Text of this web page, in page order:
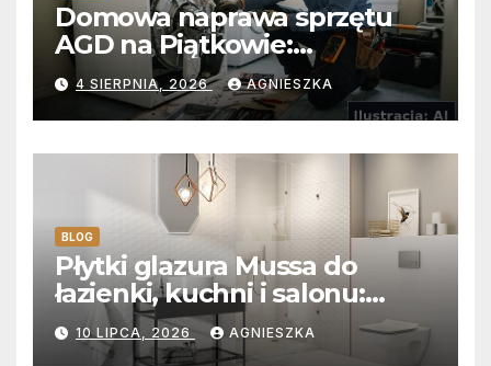
Domowa naprawa sprzętu
AGD na Piątkowie:
Niezawodne usuwanie
usterek pralek w Poznaniu
4 SIERPNIA, 2026 AGNIESZKA
BLOG
Płytki glazura Mussa do
łazienki, kuchni i salonu:
Aksamitna faktura, głębia
blasku i uniwersalny styl
10 LIPCA, 2026 AGNIESZKA